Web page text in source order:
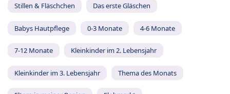
Stillen & Fläschchen Das erste Gläschen
Babys Hautpflege 0-3 Monate 4-6 Monate
7-12 Monate Kleinkinder im 2. Lebensjahr
Kleinkinder im 3. Lebensjahr Thema des Monats